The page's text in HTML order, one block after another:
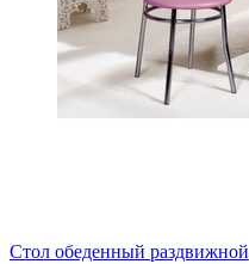
Стол обеденный раздвижной